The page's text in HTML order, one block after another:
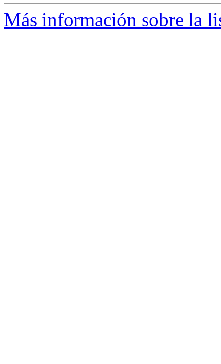
Más información sobre la